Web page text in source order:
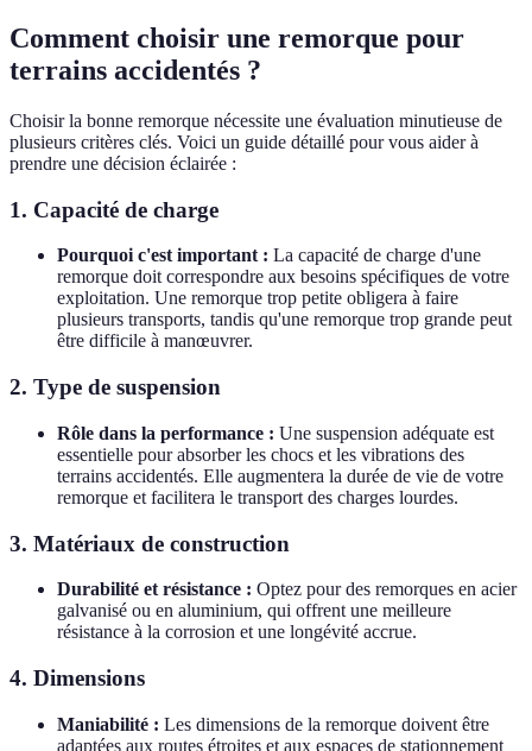
Comment choisir une remorque pour
terrains accidentés ?
Choisir la bonne remorque nécessite une évaluation minutieuse de
plusieurs critères clés. Voici un guide détaillé pour vous aider à
prendre une décision éclairée :
1. Capacité de charge
Pourquoi c'est important : La capacité de charge d'une
remorque doit correspondre aux besoins spécifiques de votre
exploitation. Une remorque trop petite obligera à faire
plusieurs transports, tandis qu'une remorque trop grande peut
être difficile à manœuvrer.
2. Type de suspension
Rôle dans la performance : Une suspension adéquate est
essentielle pour absorber les chocs et les vibrations des
terrains accidentés. Elle augmentera la durée de vie de votre
remorque et facilitera le transport des charges lourdes.
3. Matériaux de construction
Durabilité et résistance : Optez pour des remorques en acier
galvanisé ou en aluminium, qui offrent une meilleure
résistance à la corrosion et une longévité accrue.
4. Dimensions
Maniabilité : Les dimensions de la remorque doivent être
adaptées aux routes étroites et aux espaces de stationnement